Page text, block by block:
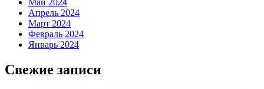
Май 2024
Апрель 2024
Март 2024
Февраль 2024
Январь 2024
Свежие записи